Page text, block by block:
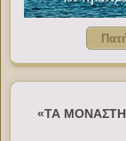
«ΤΑ